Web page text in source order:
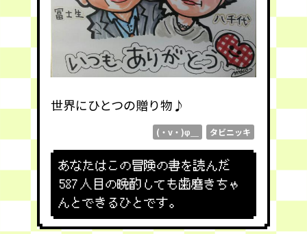
世界にひとつの贈り物♪
(・v・)φ＿ タビニッキ
あなたはこの冒険の書を読んだ
587 人目の晩酌しても歯磨きちゃ
んとできるひとです。